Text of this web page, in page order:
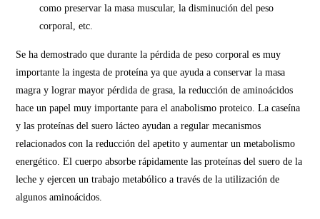
como preservar la masa muscular, la disminución del peso
corporal, etc.
Se ha demostrado que durante la pérdida de peso corporal es muy
importante la ingesta de proteína ya que ayuda a conservar la masa
magra y lograr mayor pérdida de grasa, la reducción de aminoácidos
hace un papel muy importante para el anabolismo proteico. La caseína
y las proteínas del suero lácteo ayudan a regular mecanismos
relacionados con la reducción del apetito y aumentar un metabolismo
energético. El cuerpo absorbe rápidamente las proteínas del suero de la
leche y ejercen un trabajo metabólico a través de la utilización de
algunos aminoácidos.